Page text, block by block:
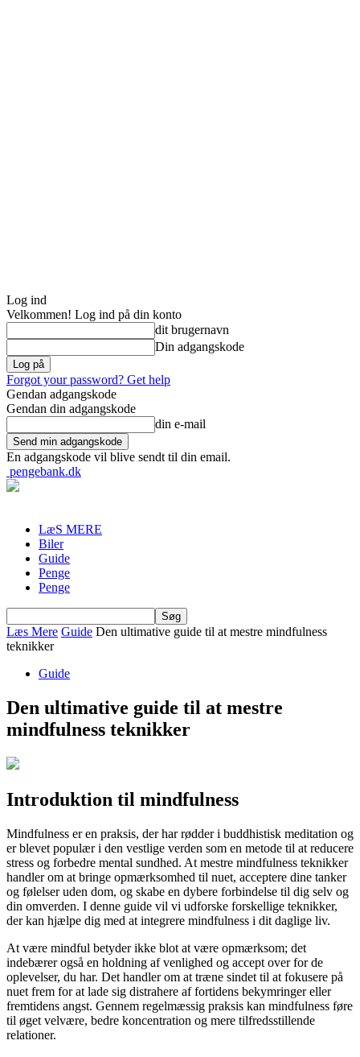
Log ind
Velkommen! Log ind på din konto
dit brugernavn
Din adgangskode
Forgot your password? Get help
Gendan adgangskode
Gendan din adgangskode
din e-mail
En adgangskode vil blive sendt til din email.
pengebank.dk
LæS MERE
Biler
Guide
Penge
Penge
Læs Mere Guide Den ultimative guide til at mestre mindfulness
teknikker
Guide
Den ultimative guide til at mestre
mindfulness teknikker
Introduktion til mindfulness
Mindfulness er en praksis, der har rødder i buddhistisk meditation og
er blevet populær i den vestlige verden som en metode til at reducere
stress og forbedre mental sundhed. At mestre mindfulness teknikker
handler om at bringe opmærksomhed til nuet, acceptere dine tanker
og følelser uden dom, og skabe en dybere forbindelse til dig selv og
din omverden. I denne guide vil vi udforske forskellige teknikker,
der kan hjælpe dig med at integrere mindfulness i dit daglige liv.
At være mindful betyder ikke blot at være opmærksom; det
indebærer også en holdning af venlighed og accept over for de
oplevelser, du har. Det handler om at træne sindet til at fokusere på
nuet frem for at lade sig distrahere af fortidens bekymringer eller
fremtidens angst. Gennem regelmæssig praksis kan mindfulness føre
til øget velvære, bedre koncentration og mere tilfredsstillende
relationer.